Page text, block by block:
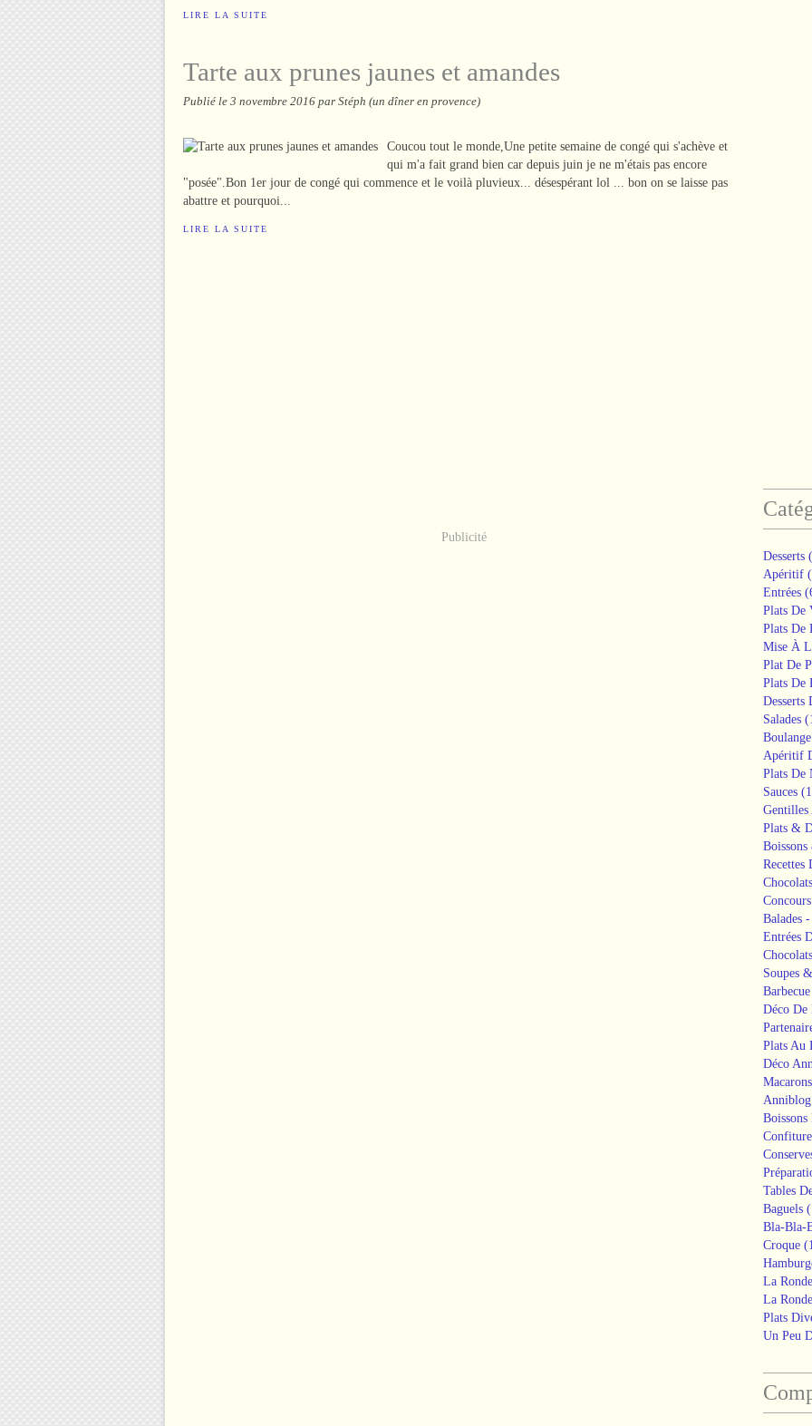
LIRE LA SUITE
Tarte aux prunes jaunes et amandes
Publié le 3 novembre 2016 par Stéph (un dîner en provence)
Coucou tout le monde,Une petite semaine de congé qui s'achève et
qui m'a fait grand bien car depuis juin je ne m'étais pas encore
"posée".Bon 1er jour de congé qui commence et le voilà pluvieux... désespérant lol ... bon on se laisse pas
abattre et pourquoi...
LIRE LA SUITE
Publicité
Desserts
Apéritif
Entrées
Plats De
Plats De
Mise À
Plat De
Plats De
Desserts
Salades
Apéritif
Plats De
Sauces
Gentilles
Plats &
Recettes
Chocolats
Concours
Balades
Entrées
Soupes
Barbecue
Déco De
Plats Au
Déco
Macarons
Anniblog
Tables
Baguels
Bla-Bla-
Croque
La
La
Plats
Un Peu